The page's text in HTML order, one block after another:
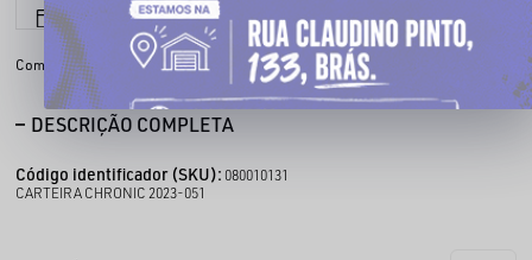
Parcele em até
Compartilhe:
DESCRIÇÃO COMPLETA
Código identificador (SKU): 080010131
CARTEIRA CHRONIC 2023-051